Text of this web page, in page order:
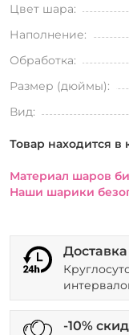
Цвет шара:
Наполнение:
Обработка:
Размер (дюймы):
Вид:
Товар находится в
Материал шаров
Наши шарики
-10%